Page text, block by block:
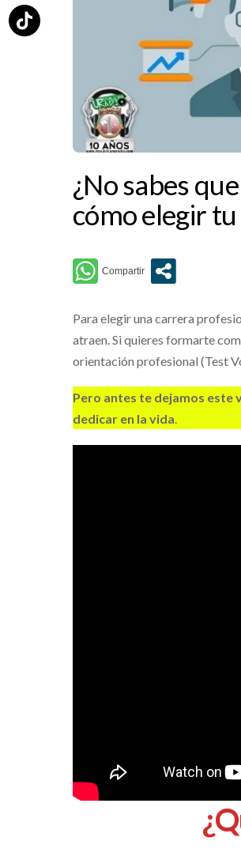
¿No sabes
cómo elegir
Para elegir una carrera
atraen. Si quieres formarte
orientación profesional (Test
Pero antes te dejamos este
dedicar en la vida.